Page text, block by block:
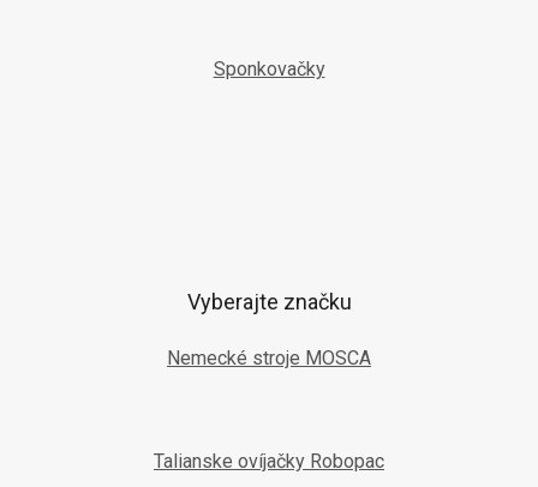
Sponkovačky
Vyberajte značku
Nemecké stroje MOSCA
Talianske ovíjačky Robopac